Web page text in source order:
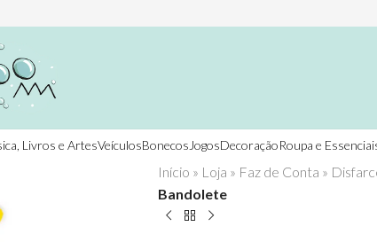
Livros e ArtesVeículosBonecos JogosDecoraçãoRoupa e
Início » Loja » Faz de Conta »
Bandolete